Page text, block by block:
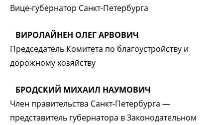
Вице-губернатор Санкт-Петербурга
ВИРОЛАЙНЕН ОЛЕГ АРВОВИЧ
Председатель Комитета по благоустройству и
дорожному хозяйству
БРОДСКИЙ МИХАИЛ НАУМОВИЧ
Член правительства Санкт-Петербурга —
представитель губернатора в Законодательном